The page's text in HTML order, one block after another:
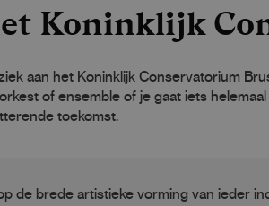
Koninklijk
aan het Koninklijk Conservatorium
of ensemble of je gaat iets
toekomst.
de brede artistieke vorming van ieder